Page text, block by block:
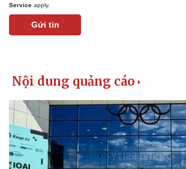
Service apply.
Gửi tin